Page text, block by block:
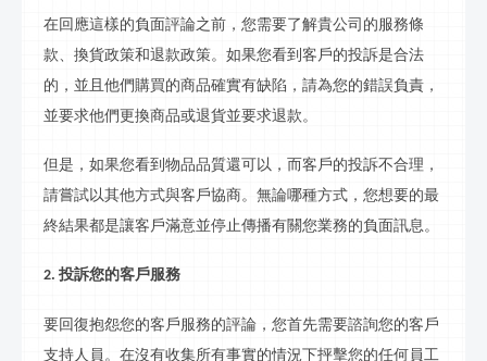
在回應這樣的負面評論之前，您需要了解貴公司的服務條
款、換貨政策和退款政策。如果您看到客戶的投訴是合法
的，並且他們購買的商品確實有缺陷，請為您的錯誤負責，
並要求他們更換商品或退貨並要求退款。
但是，如果您看到物品品質還可以，而客戶的投訴不合理，
請嘗試以其他方式與客戶協商。無論哪種方式，您想要的最
終結果都是讓客戶滿意並停止傳播有關您業務的負面訊息。
2. 投訴您的客戶服務
要回復抱怨您的客戶服務的評論，您首先需要諮詢您的客戶
支持人員。在沒有收集所有事實的情況下抨擊您的任何員工